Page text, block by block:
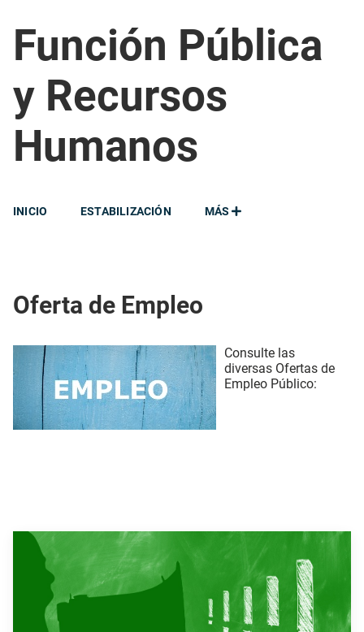
Función Pública
y Recursos
Humanos
MÁS
INICIO ESTABILIZACIÓN
Oferta de Empleo
Consulte las
diversas Ofertas de
Empleo Público: